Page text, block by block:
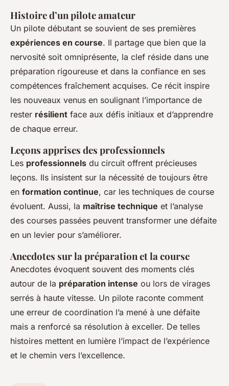
Histoire d’un pilote amateur
Un pilote débutant se souvient de ses premières
expériences en course. Il partage que bien que la
nervosité soit omniprésente, la clef réside dans une
préparation rigoureuse et dans la confiance en ses
compétences fraîchement acquises. Ce récit inspire
les nouveaux venus en soulignant l’importance de
rester résilient face aux défis initiaux et d’apprendre
de chaque erreur.
Leçons apprises des professionnels
Les professionnels du circuit offrent précieuses
leçons. Ils insistent sur la nécessité de toujours être
en formation continue, car les techniques de course
évoluent. Aussi, la maîtrise technique et l’analyse
des courses passées peuvent transformer une défaite
en un levier pour s’améliorer.
Anecdotes sur la préparation et la course
Anecdotes évoquent souvent des moments clés
autour de la préparation intense ou lors de virages
serrés à haute vitesse. Un pilote raconte comment
une erreur de coordination l’a mené à une défaite
mais a renforcé sa résolution à exceller. De telles
histoires mettent en lumière l’impact de l’expérience
et le chemin vers l’excellence.